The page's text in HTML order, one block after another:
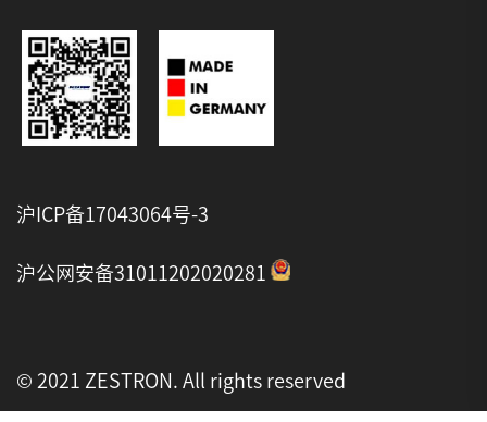
沪ICP备17043064号-3
沪公网安备31011202020281
© 2021 ZESTRON. All rights reserved